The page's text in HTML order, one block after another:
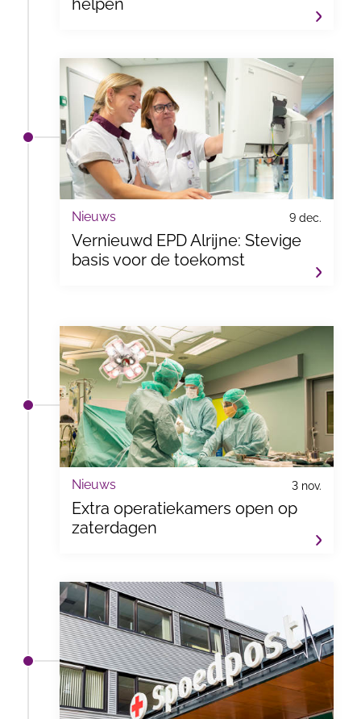
helpen
Nieuws 9 dec.
Vernieuwd EPD Alrijne: Stevige
basis voor de toekomst
Nieuws 3 nov.
Extra operatiekamers open op
zaterdagen